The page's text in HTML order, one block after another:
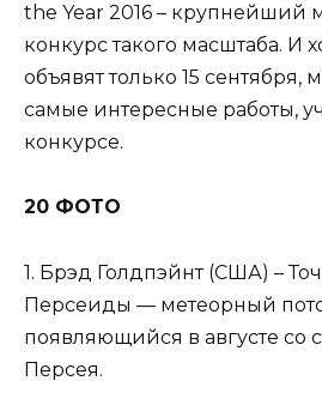
the Year 2016 –
конкурс такого масштаба. И
объявят только 15
самые интересные работы,
конкурсе.
20 ФОТО
1. Брэд Голдпэйнт (США) –
Персеиды — метеорный
появляющийся в августе со
Персея.